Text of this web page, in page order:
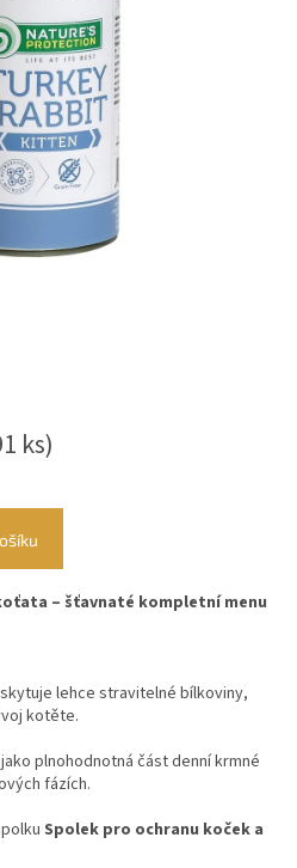
ks)
– šťavnaté kompletní menu
lehce stravitelné bílkoviny,
kotěte.
plnohodnotná část denní krmné
fázích.
Spolek pro ochranu koček a